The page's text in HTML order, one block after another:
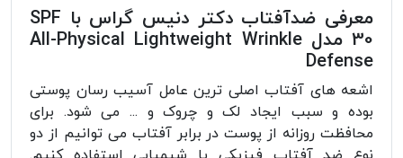
معرفی ضدآفتاب دکتر دنیس گراس با SPF
30 مدل All-Physical Lightweight Wrinkle
Defense
اشعه های آفتاب اصلی ترین عامل آسیب رسان پوستی
بوده و سبب ایجاد لک و چروک و ... می شود. برای
محافظت روزانه از پوست در برابر آفتاب می توانیم از دو